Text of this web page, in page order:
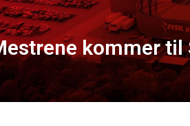
kommer